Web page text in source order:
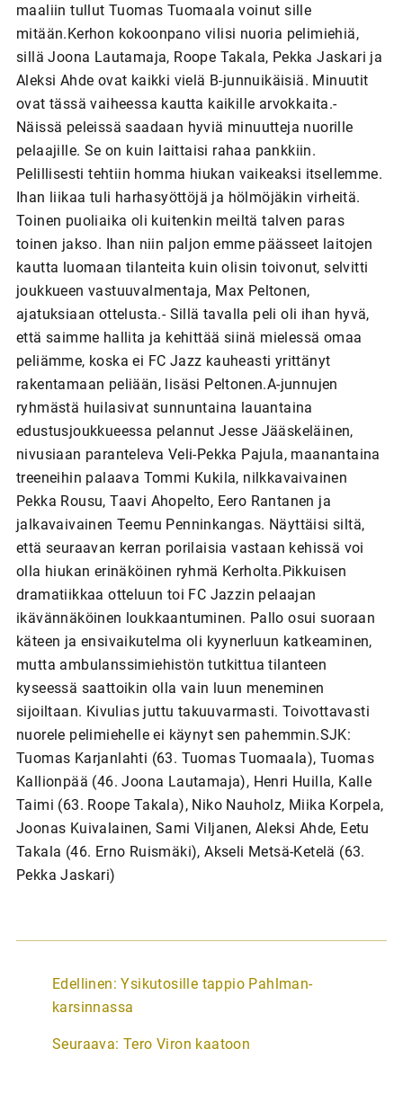
maaliin tullut Tuomas Tuomaala voinut sille
mitään.Kerhon kokoonpano vilisi nuoria pelimiehiä,
sillä Joona Lautamaja, Roope Takala, Pekka Jaskari ja
Aleksi Ahde ovat kaikki vielä B-junnuikäisiä. Minuutit
ovat tässä vaiheessa kautta kaikille arvokkaita.-
Näissä peleissä saadaan hyviä minuutteja nuorille
pelaajille. Se on kuin laittaisi rahaa pankkiin.
Pelillisesti tehtiin homma hiukan vaikeaksi itsellemme.
Ihan liikaa tuli harhasyöttöjä ja hölmöjäkin virheitä.
Toinen puoliaika oli kuitenkin meiltä talven paras
toinen jakso. Ihan niin paljon emme päässeet laitojen
kautta luomaan tilanteita kuin olisin toivonut, selvitti
joukkueen vastuuvalmentaja, Max Peltonen,
ajatuksiaan ottelusta.- Sillä tavalla peli oli ihan hyvä,
että saimme hallita ja kehittää siinä mielessä omaa
peliämme, koska ei FC Jazz kauheasti yrittänyt
rakentamaan peliään, lisäsi Peltonen.A-junnujen
ryhmästä huilasivat sunnuntaina lauantaina
edustusjoukkueessa pelannut Jesse Jääskeläinen,
nivusiaan paranteleva Veli-Pekka Pajula, maanantaina
treeneihin palaava Tommi Kukila, nilkkavaivainen
Pekka Rousu, Taavi Ahopelto, Eero Rantanen ja
jalkavaivainen Teemu Penninkangas. Näyttäisi siltä,
että seuraavan kerran porilaisia vastaan kehissä voi
olla hiukan erinäköinen ryhmä Kerholta.Pikkuisen
dramatiikkaa otteluun toi FC Jazzin pelaajan
ikävännäköinen loukkaantuminen. Pallo osui suoraan
käteen ja ensivaikutelma oli kyynerluun katkeaminen,
mutta ambulanssimiehistön tutkittua tilanteen
kyseessä saattoikin olla vain luun meneminen
sijoiltaan. Kivulias juttu takuuvarmasti. Toivottavasti
nuorele pelimiehelle ei käynyt sen pahemmin.SJK:
Tuomas Karjanlahti (63. Tuomas Tuomaala), Tuomas
Kallionpää (46. Joona Lautamaja), Henri Huilla, Kalle
Taimi (63. Roope Takala), Niko Nauholz, Miika Korpela,
Joonas Kuivalainen, Sami Viljanen, Aleksi Ahde, Eetu
Takala (46. Erno Ruismäki), Akseli Metsä-Ketelä (63.
Pekka Jaskari)
A
r
i
Edellinen: Ysikutosille tappio Pahlman-
karsinnassa
Seuraava: Tero Viron kaatoon